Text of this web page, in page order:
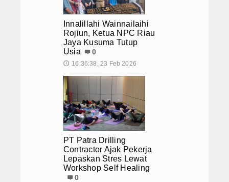
Innalillahi Wainnailaihi
Rojiun, Ketua NPC Riau
Jaya Kusuma Tutup
Usia
0
🕔 16:36:38, 23 Feb 2026
PT Patra Drilling
Contractor Ajak Pekerja
Lepaskan Stres Lewat
Workshop Self Healing
0